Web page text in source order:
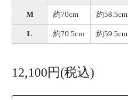
M 約70cm 約58.5cm
L 約70.5cm 約59.5cm
12,100円(税込)